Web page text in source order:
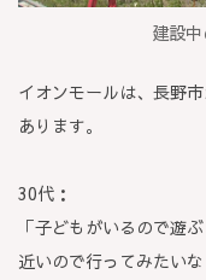
建設
イオンモールは、長野
あります。
30代：
「子どもがいるので遊
近いので行ってみたい